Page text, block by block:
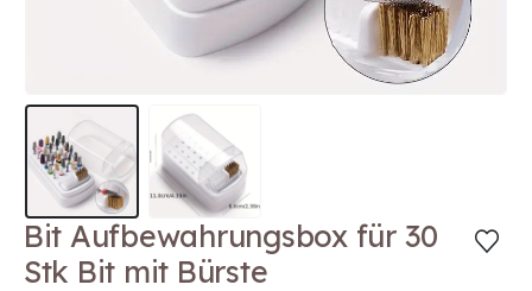
Bit Aufbewahrungsbox für 30
Stk Bit mit Bürste